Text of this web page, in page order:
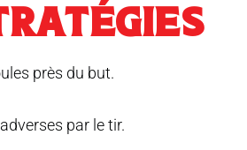
près du but.
par le tir.